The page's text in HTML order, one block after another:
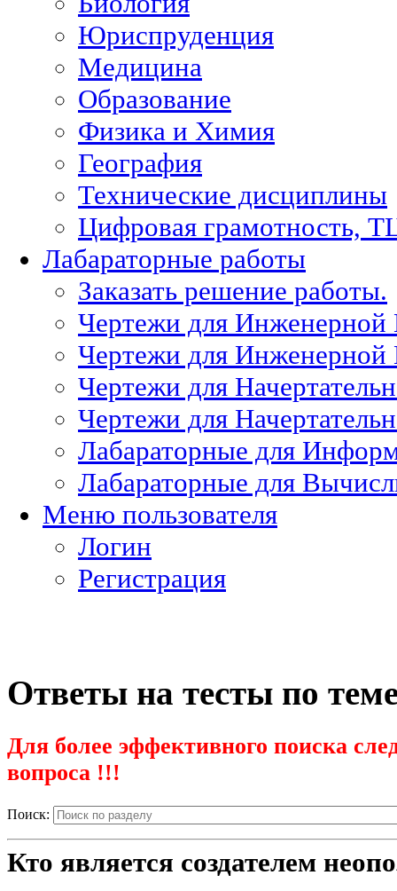
Юриспруденция
Медицина
Образование
Физика и Химия
География
Технические дисциплины
Цифровая грамотность,
Лабараторные работы
Заказать решение работы.
Чертежи для
Чертежи для
Чертежи для
Чертежи для
Лабараторные для
Лабараторные для
Меню пользователя
Логин
Регистрация
Ответы на тесты по
Для более эффективного поиска
вопроса !!!
Поиск:
Кто является создателем